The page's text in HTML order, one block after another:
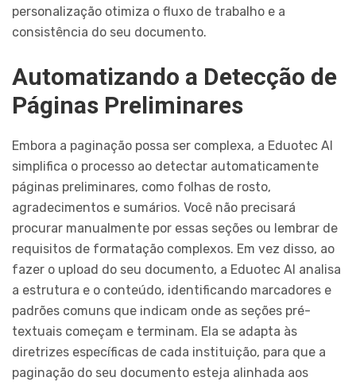
personalização otimiza o fluxo de trabalho e a
consistência do seu documento.
Automatizando a Detecção de
Páginas Preliminares
Embora a paginação possa ser complexa, a Eduotec AI
simplifica o processo ao detectar automaticamente
páginas preliminares, como folhas de rosto,
agradecimentos e sumários. Você não precisará
procurar manualmente por essas seções ou lembrar de
requisitos de formatação complexos. Em vez disso, ao
fazer o upload do seu documento, a Eduotec AI analisa
a estrutura e o conteúdo, identificando marcadores e
padrões comuns que indicam onde as seções pré-
textuais começam e terminam. Ela se adapta às
diretrizes específicas de cada instituição, para que a
paginação do seu documento esteja alinhada aos